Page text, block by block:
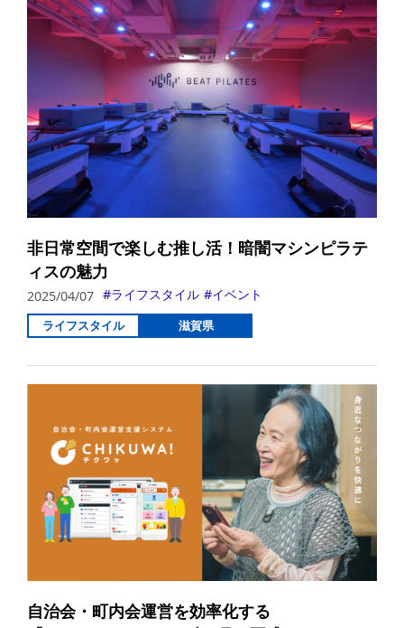
非日常空間で楽しむ推し活！暗闇マシンピラテ
ィスの魅力
2025/04/07 ライフスタイル イベント
ライフスタイル 滋賀県
自治会・町内会運営を効率化する